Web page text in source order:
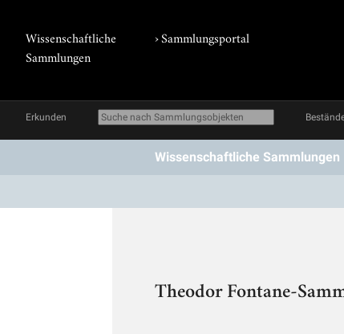
Wissenschaftliche
Sammlungen
›Sammlungsportal
Erkunden
Wissenschaftliche Sammlungen
Theodor Fontane-